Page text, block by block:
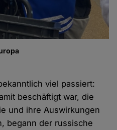
viel passiert:
beschäftigt war, die
und ihre Auswirkungen
begann der russische